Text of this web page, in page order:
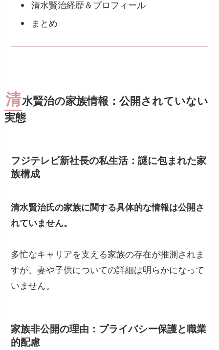
清水賢治経歴＆プロフィール
まとめ
清水賢治の家族情報：公開されていない
実態
フジテレビ新社長の私生活：謎に包まれた家
族構成
清水賢治氏の家族に関する具体的な情報は公開さ
れていません。
多忙なキャリアを支える家族の存在が推測されま
すが、妻や子供についての詳細は明らかになって
いません。
家族非公開の理由：プライバシー保護と職業
的配慮